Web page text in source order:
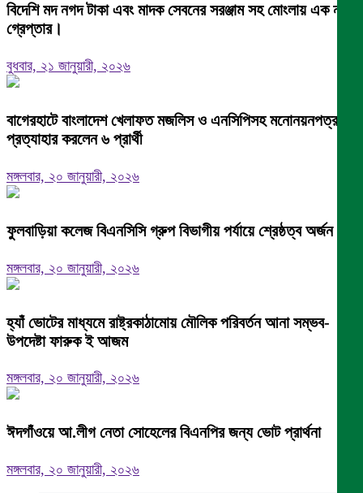
বিদেশি মদ নগদ টাকা এবং মাদক সেবনের সরঞ্জাম সহ মোংলায় এক নারী
গ্রেপ্তার।
বুধবার, ২১ জানুয়ারী, ২০২৬
বাগেরহাটে বাংলাদেশ খেলাফত মজলিস ও এনসিপিসহ মনোনয়নপত্র
প্রত্যাহার করলেন ৬ প্রার্থী
মঙ্গলবার, ২০ জানুয়ারী, ২০২৬
ফুলবাড়িয়া কলেজ বিএনসিসি গ্রুপ বিভাগীয় পর্যায়ে শ্রেষ্ঠত্ব অর্জন।
মঙ্গলবার, ২০ জানুয়ারী, ২০২৬
হ্যাঁ ভোটের মাধ্যমে রাষ্ট্রকাঠামোয় মৌলিক পরিবর্তন আনা সম্ভব-
উপদেষ্টা ফারুক ই আজম
মঙ্গলবার, ২০ জানুয়ারী, ২০২৬
ঈদগাঁওয়ে আ.লীগ নেতা সোহেলের বিএনপির জন্য ভোট প্রার্থনা
মঙ্গলবার, ২০ জানুয়ারী, ২০২৬